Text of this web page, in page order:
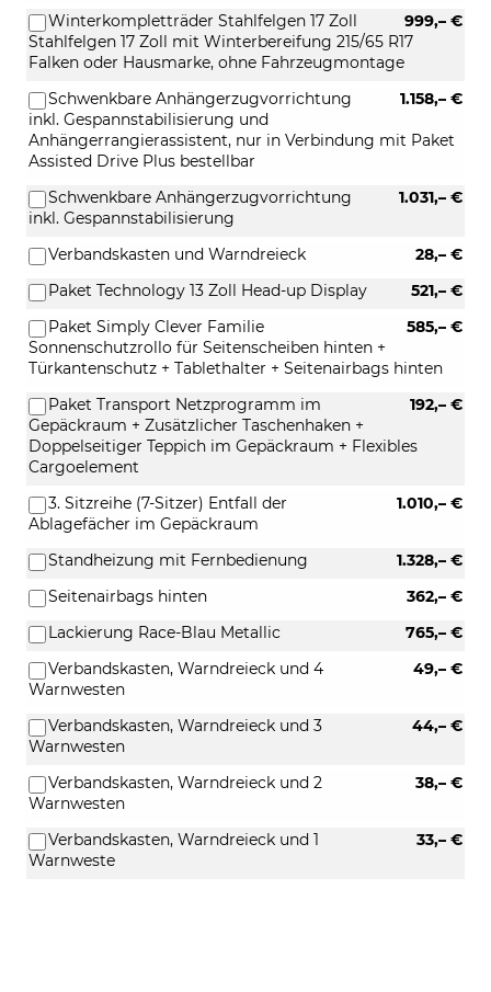
999,– €
Winterkompletträder Stahlfelgen 17 Zoll
Stahlfelgen 17 Zoll mit Winterbereifung 215/65 R17
Falken oder Hausmarke, ohne Fahrzeugmontage
1.158,– €
Schwenkbare Anhängerzugvorrichtung
inkl. Gespannstabilisierung und
Anhängerrangierassistent, nur in Verbindung mit Paket
Assisted Drive Plus bestellbar
1.031,– €
Schwenkbare Anhängerzugvorrichtung
inkl. Gespannstabilisierung
28,– €
Verbandskasten und Warndreieck
521,– €
Paket Technology 13 Zoll Head-up Display
585,– €
Paket Simply Clever Familie
Sonnenschutzrollo für Seitenscheiben hinten +
Türkantenschutz + Tablethalter + Seitenairbags hinten
192,– €
Paket Transport Netzprogramm im
Gepäckraum + Zusätzlicher Taschenhaken +
Doppelseitiger Teppich im Gepäckraum + Flexibles
Cargoelement
1.010,– €
3. Sitzreihe (7-Sitzer) Entfall der
Ablagefächer im Gepäckraum
1.328,– €
Standheizung mit Fernbedienung
362,– €
Seitenairbags hinten
765,– €
Lackierung Race-Blau Metallic
49,– €
Verbandskasten, Warndreieck und 4
Warnwesten
44,– €
Verbandskasten, Warndreieck und 3
Warnwesten
38,– €
Verbandskasten, Warndreieck und 2
Warnwesten
33,– €
Verbandskasten, Warndreieck und 1
Warnweste